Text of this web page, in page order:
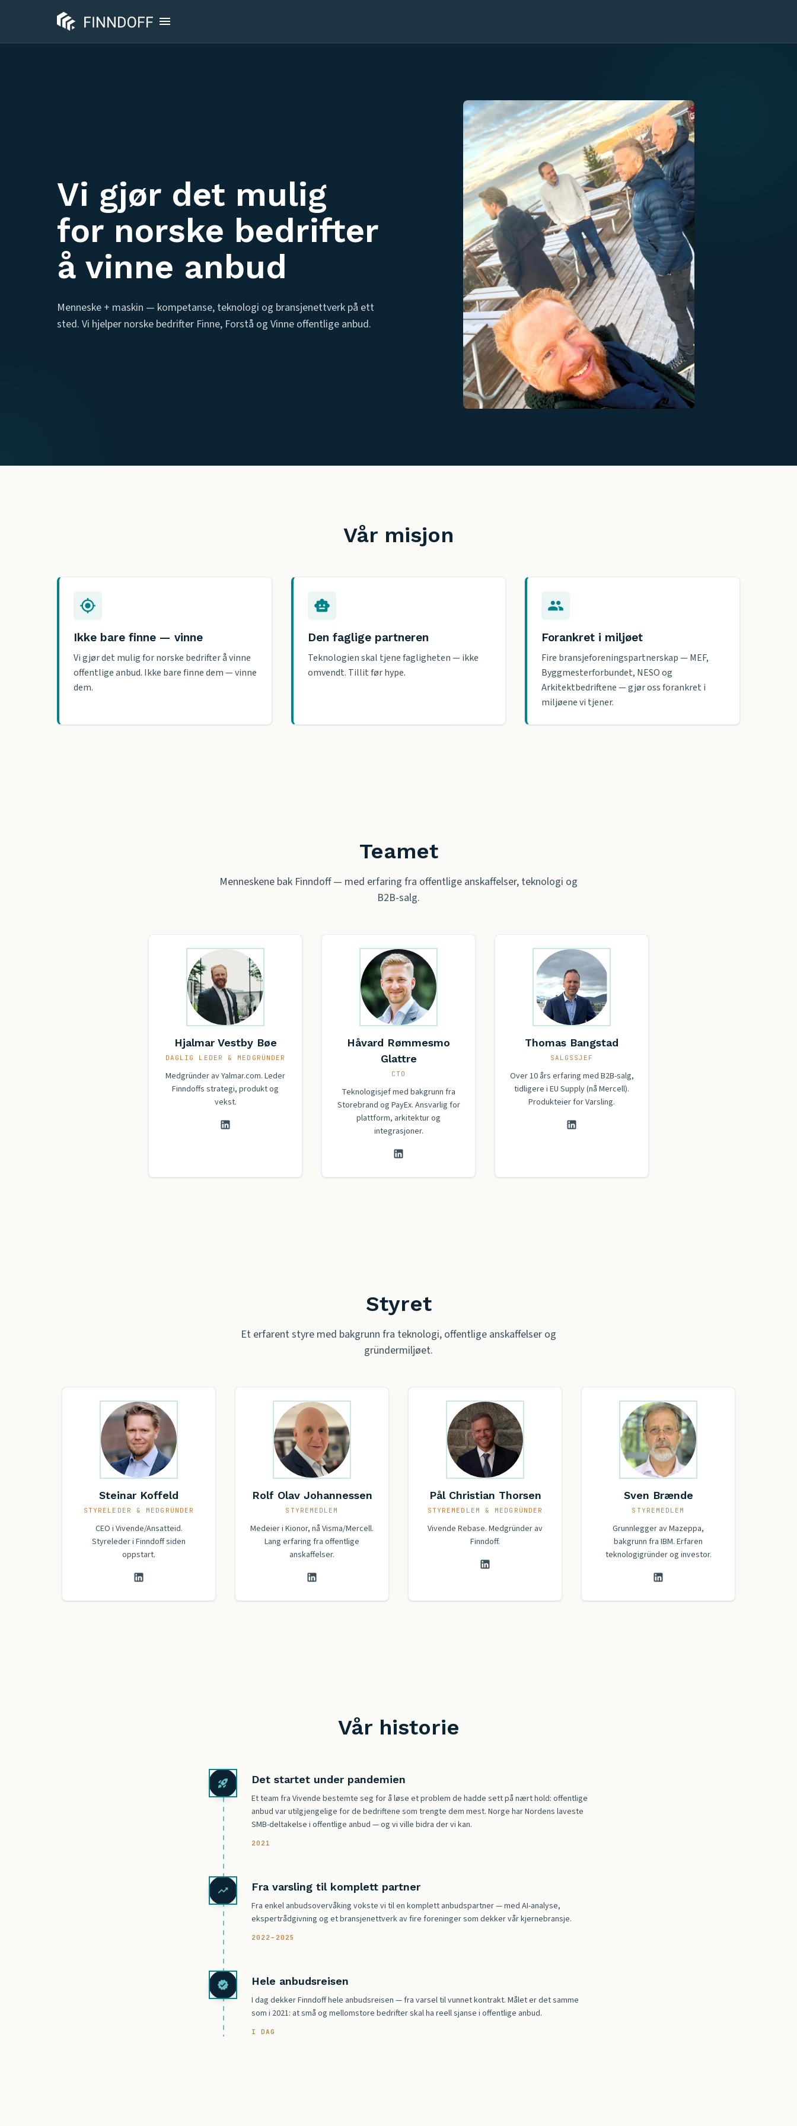
Vi gjør det mulig
for norske bedrifter
å vinne anbud
Menneske + maskin — kompetanse, teknologi og bransjenettverk på ett
sted. Vi hjelper norske bedrifter Finne, Forstå og Vinne offentlige anbud.
Vår misjon
Ikke bare finne — vinne
Vi gjør det mulig for norske bedrifter å vinne
offentlige anbud. Ikke bare finne dem — vinne
dem.
Den faglige partneren
Teknologien skal tjene fagligheten — ikke
omvendt. Tillit før hype.
Forankret i miljøet
Fire bransjeforeningspartnerskap — MEF,
Byggmesterforbundet, NESO og
Arkitektbedriftene — gjør oss forankret i
miljøene vi tjener.
Teamet
Menneskene bak Finndoff — med erfaring fra offentlige anskaffelser, teknologi og
B2B-salg.
Hjalmar Vestby Bøe
DAGLIG LEDER & MEDGRÜNDER
Medgründer av Yalmar.com. Leder
Finndoffs strategi, produkt og
vekst.
Håvard Rømmesmo
Glattre
CTO
Teknologisjef med bakgrunn fra
Storebrand og PayEx. Ansvarlig for
plattform, arkitektur og
integrasjoner.
Thomas Bangstad
SALGSSJEF
Over 10 års erfaring med B2B-salg,
tidligere i EU Supply (nå Mercell).
Produkteier for Varsling.
Styret
Et erfarent styre med bakgrunn fra teknologi, offentlige anskaffelser og
gründermiljøet.
Steinar Koffeld
STYRELEDER & MEDGRÜNDER
CEO i Vivende/Ansatteid.
Styreleder i Finndoff siden
oppstart.
Rolf Olav Johannessen
STYREMEDLEM
Medeier i Kionor, nå Visma/Mercell.
Lang erfaring fra offentlige
anskaffelser.
Pål Christian Thorsen
STYREMEDLEM & MEDGRÜNDER
Vivende Rebase. Medgründer av
Finndoff.
Sven Brænde
STYREMEDLEM
Grunnlegger av Mazeppa,
bakgrunn fra IBM. Erfaren
teknologigründer og investor.
Vår historie
Det startet under pandemien
Et team fra Vivende bestemte seg for å løse et problem de hadde sett på nært hold: offentlige
anbud var utilgjengelige for de bedriftene som trengte dem mest. Norge har Nordens laveste
SMB-deltakelse i offentlige anbud — og vi ville bidra der vi kan.
2021
Fra varsling til komplett partner
Fra enkel anbudsovervåking vokste vi til en komplett anbudspartner — med AI-analyse,
ekspertrådgivning og et bransjenettverk av fire foreninger som dekker vår kjernebransje.
2022–2025
Hele anbudsreisen
I dag dekker Finndoff hele anbudsreisen — fra varsel til vunnet kontrakt. Målet er det samme
som i 2021: at små og mellomstore bedrifter skal ha reell sjanse i offentlige anbud.
I DAG